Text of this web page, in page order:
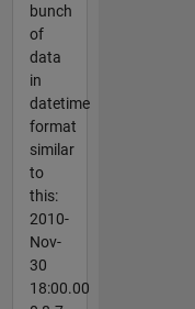
bunch
of
data
in
datetime
format
similar
to
this:
2010-
Nov-
30
18:00.00